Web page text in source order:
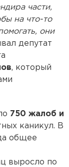
части,
на что-то
они
депутат
, который
750 жалоб и
каникул. В
общее
выросло по